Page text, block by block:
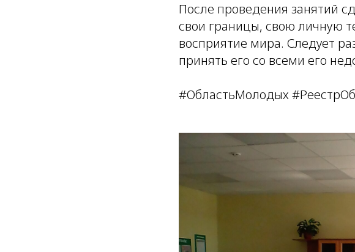
После проведения занятий
свои границы, свою личную
восприятие мира. Следует
принять его со всеми его
#ОбластьМолодых